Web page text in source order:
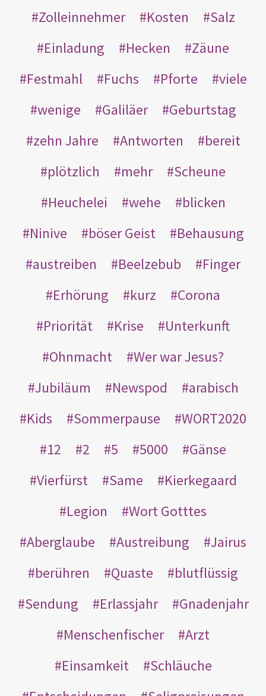
Zolleinnehmer Kosten
Salz
Einladung
Hecken
Zäune
Festmahl
Fuchs Pforte
viele
wenige
Galiläer
Geburtstag
zehn Jahre
Antworten
bereit
plötzlich
mehr
Scheune
Heuchelei
wehe
blicken
Ninive
böser Geist
Behausung
austreiben
Beelzebub
Finger
Erhörung
kurz
Corona
Priorität
Krise
Unterkunft
Ohnmacht
Wer war Jesus?
Jubiläum
Newspod
arabisch
Kids
Sommerpause
WORT2020
12
2 5 5000
Gänse
Vierfürst
Same
Kierkegaard
Legion
Wort Gotttes
Aberglaube
Austreibung
Jairus
berühren
Quaste
blutflüssig
Sendung
Erlassjahr
Gnadenjahr
Menschenfischer
Arzt
Einsamkeit
Schläuche